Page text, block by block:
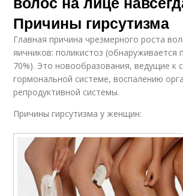
Причины гирсутизма
Главная причина чрезмерного роста
яичников: поликистоз (обнаруживается
70%). Это новообразования, ведущие к
гормональной системе, воспалению
репродуктивной системы.
Причины гирсутизма у женщин: